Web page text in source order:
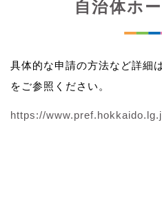
自治体ホ
具体的な申請の方法など詳細
をご参照ください。
https://